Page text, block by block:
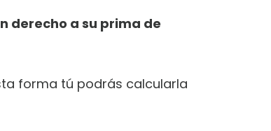
derecho a su prima de
forma tú podrás calcularla